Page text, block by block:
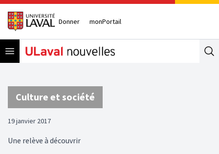
Donner monPortail
Open menu
Culture et société
19 janvier 2017
Une relève à découvrir